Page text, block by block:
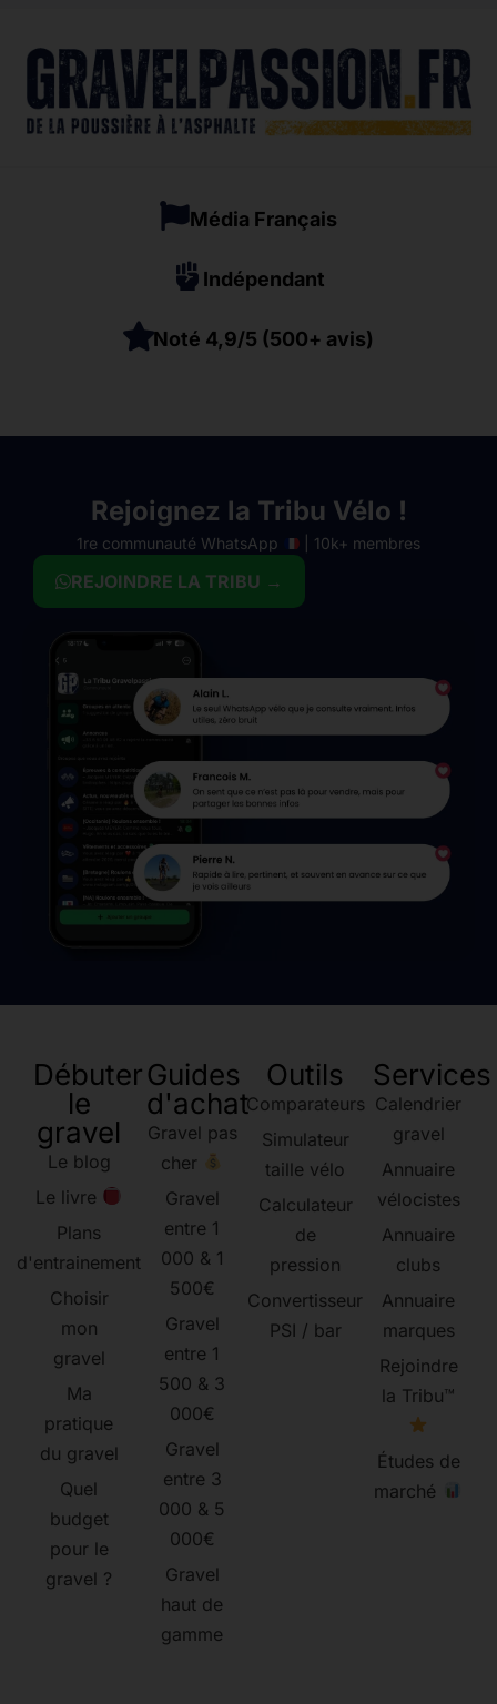
Média Français
Indépendant
Noté 4,9/5 (500+ avis)
Rejoignez la Tribu Vélo !
1re communauté WhatsApp | 10k+ membres
REJOINDRE LA TRIBU →
Débuter
le
gravel
Le blog
Le livre
Plans
d'entrainement
Choisir
mon
gravel
Ma
pratique
du gravel
Quel
budget
pour le
gravel ?
Guides
d'achat
Gravel pas
cher
Gravel
entre 1
000 & 1
500€
Gravel
entre 1
500 & 3
000€
Gravel
entre 3
000 & 5
000€
Gravel
haut de
gamme
Outils
Comparateurs
Simulateur
taille vélo
Calculateur
de
pression
Convertisseur
PSI / bar
Services
Calendrier
gravel
Annuaire
vélocistes
Annuaire
clubs
Annuaire
marques
Rejoindre
la Tribu™
Études de
marché